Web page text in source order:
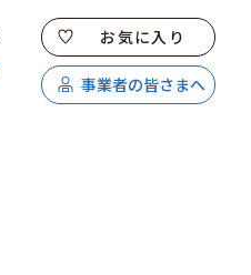
お気に入り
事業者の皆さまへ